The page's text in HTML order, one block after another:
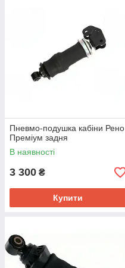
Пневмо-подушка кабіни Рено
Преміум задня
В наявності
3 300 ₴
Купити